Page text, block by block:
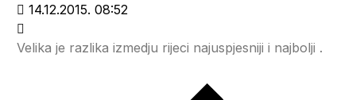
14.12.2015. 08:52
Velika je razlika izmedju rijeci najuspjesniji i najbolji .